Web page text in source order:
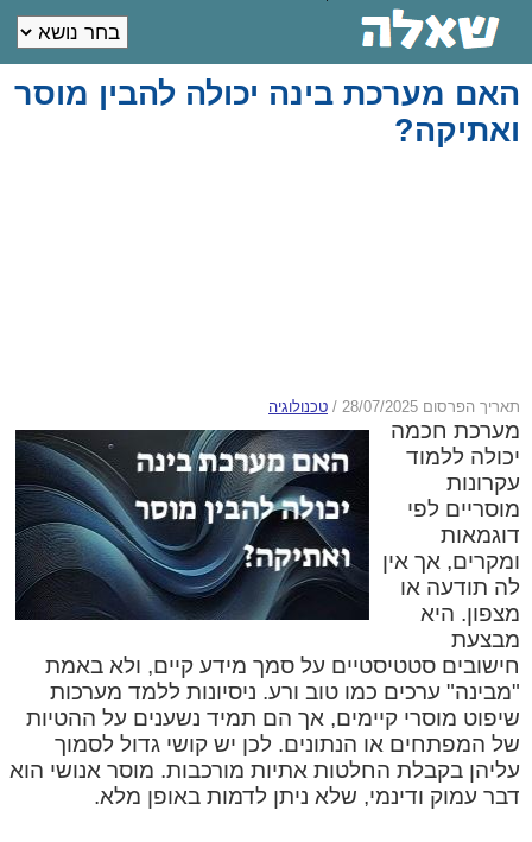
האם מערכת בינה יכולה להבין מוסר
ואתיקה?
תאריך הפרסום 28/07/2025 / טכנולוגיה
מערכת חכמה
יכולה ללמוד
עקרונות
מוסריים לפי
דוגמאות
ומקרים, אך אין
לה תודעה או
מצפון. היא
מבצעת
חישובים סטטיסטיים על סמך מידע קיים, ולא באמת
"מבינה" ערכים כמו טוב ורע. ניסיונות ללמד מערכות
שיפוט מוסרי קיימים, אך הם תמיד נשענים על ההטיות
של המפתחים או הנתונים. לכן יש קושי גדול לסמוך
עליהן בקבלת החלטות אתיות מורכבות. מוסר אנושי הוא
דבר עמוק ודינמי, שלא ניתן לדמות באופן מלא.